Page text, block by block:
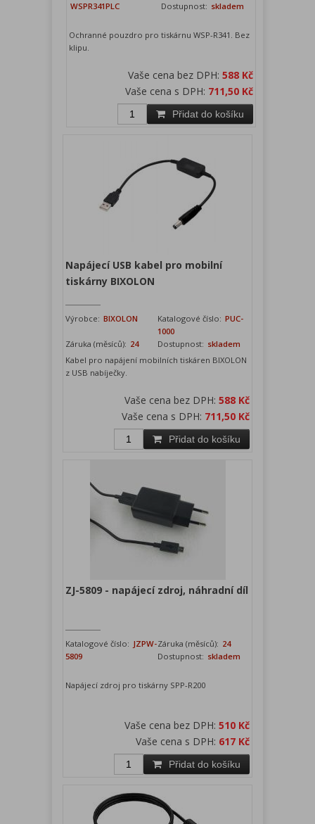
WSPR341PLC
Dostupnost: skladem
Ochranné pouzdro pro tiskárnu WSP-R341. Bez
klipu.
Vaše cena bez DPH:588 Kč
Vaše cena s DPH: 711,50 Kč
Přidat do košíku
Napájecí USB kabel pro mobilní
tiskárny BIXOLON
Výrobce: BIXOLON Katalogové číslo: PUC-
1000
Záruka (měsíců): 24 Dostupnost: skladem
Kabel pro napájení mobilních tiskáren BIXOLON
z USB nabíječky.
Vaše cena bez DPH: 588 Kč
Vaše cena s DPH: 711,50 Kč
Přidat do košíku
ZJ-5809 - napájecí zdroj, náhradní díl
Katalogové číslo: JZPW-
5809
Záruka (měsíců): 24
Dostupnost: skladem
Napájecí zdroj pro tiskárny SPP-R200
Vaše cena bez DPH: 510 Kč
Vaše cena s DPH: 617 Kč
Přidat do košíku